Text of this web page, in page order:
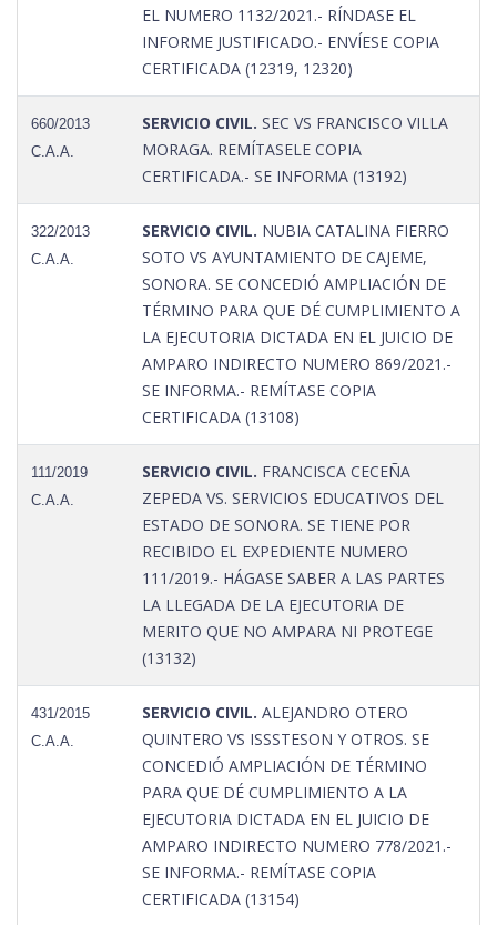
EL NUMERO 1132/2021.- RÍNDASE EL
INFORME JUSTIFICADO.- ENVÍESE COPIA
CERTIFICADA (12319, 12320)
660/2013
C.A.A.
SERVICIO CIVIL. SEC VS FRANCISCO VILLA
MORAGA. REMÍTASELE COPIA
CERTIFICADA.- SE INFORMA (13192)
322/2013
C.A.A.
SERVICIO CIVIL. NUBIA CATALINA FIERRO
SOTO VS AYUNTAMIENTO DE CAJEME,
SONORA. SE CONCEDIÓ AMPLIACIÓN DE
TÉRMINO PARA QUE DÉ CUMPLIMIENTO A
LA EJECUTORIA DICTADA EN EL JUICIO DE
AMPARO INDIRECTO NUMERO 869/2021.-
SE INFORMA.- REMÍTASE COPIA
CERTIFICADA (13108)
111/2019
C.A.A.
SERVICIO CIVIL. FRANCISCA CECEÑA
ZEPEDA VS. SERVICIOS EDUCATIVOS DEL
ESTADO DE SONORA. SE TIENE POR
RECIBIDO EL EXPEDIENTE NUMERO
111/2019.- HÁGASE SABER A LAS PARTES
LA LLEGADA DE LA EJECUTORIA DE
MERITO QUE NO AMPARA NI PROTEGE
(13132)
431/2015
C.A.A.
SERVICIO CIVIL. ALEJANDRO OTERO
QUINTERO VS ISSSTESON Y OTROS. SE
CONCEDIÓ AMPLIACIÓN DE TÉRMINO
PARA QUE DÉ CUMPLIMIENTO A LA
EJECUTORIA DICTADA EN EL JUICIO DE
AMPARO INDIRECTO NUMERO 778/2021.-
SE INFORMA.- REMÍTASE COPIA
CERTIFICADA (13154)